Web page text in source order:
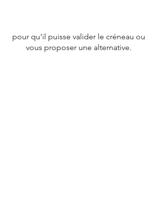
pour qu'il puisse valider le créneau ou
vous proposer une alternative.